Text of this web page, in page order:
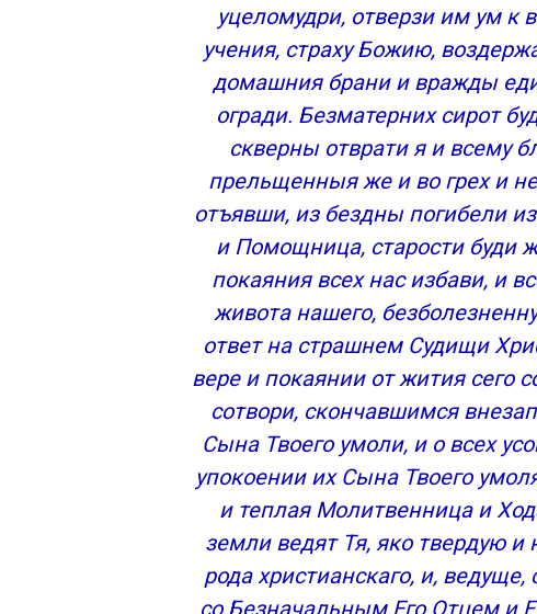
Молитва Умиление
Молитвы Казанской Божьей Матери
Имперский амулет на удачу и богатство
уцеломудри, отверзи им ум к
учения, страху Божию,
домашния брани и вражды
огради. Безматерних сирот
скверны отврати я и всему
прельщенныя же и во грех и
отъявши, из бездны погибели
и Помощница, старости буди
покаяния всех нас избави, и
живота нашего,
ответ на страшнем Судищи
вере и покаянии от жития сего
сотвори, скончавшимся
Сына Твоего умоли, и о всех
упокоении их Сына Твоего
и теплая Молитвенница и
земли ведят Тя, яко твердую
рода христианскаго, и,
со Безначальным Его Отцем и